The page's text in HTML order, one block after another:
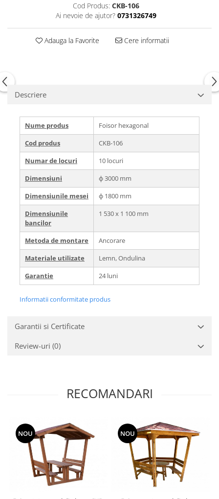
Cod Produs: CKB-106
Ai nevoie de ajutor? 0731326749
Adauga la Favorite Cere informatii
Descriere
Nume produs
Foisor hexagonal
Cod produs
CKB-106
Numar de locuri
10 locuri
Dimensiuni
ф 3000 mm
Dimensiunile mesei
ф 1800 mm
Dimensiunile
bancilor
1 530 х 1 100 mm
Metoda de montare
Ancorare
Materiale utilizate
Lemn, Ondulina
Garantie
24 luni
Informatii conformitate produs
Garantii si Certificate
Review-uri (0)
RECOMANDARI
NOU NOU